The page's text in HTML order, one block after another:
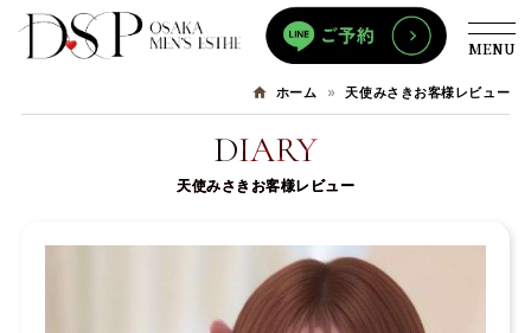
ホーム 天使みさきお客様レビュー
MENU
DIARY
天使みさきお客様レビュー